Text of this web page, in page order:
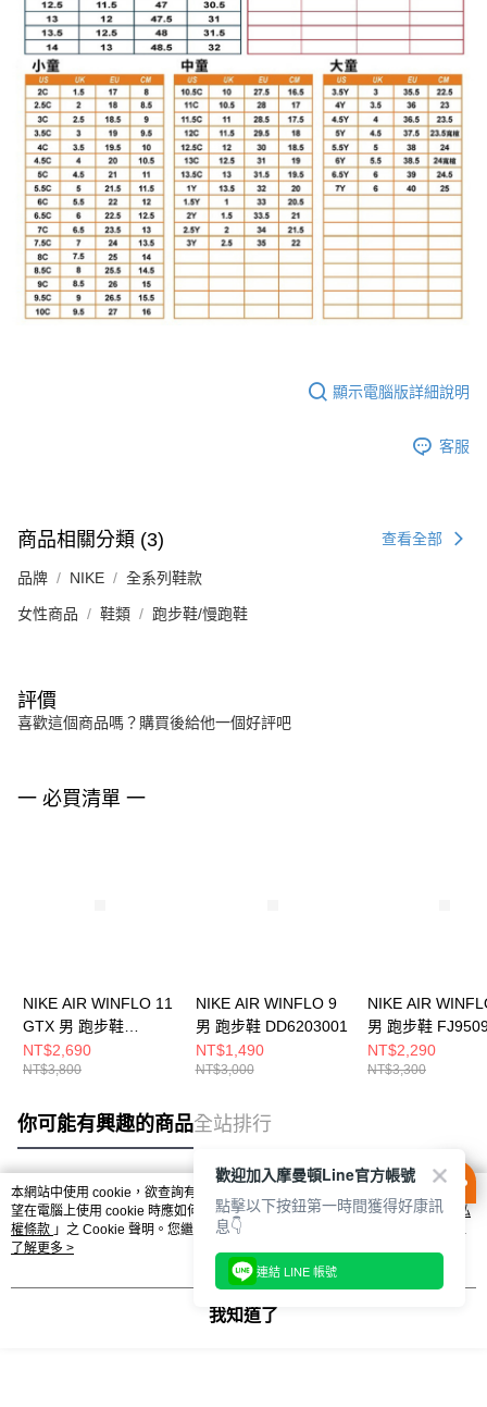
顯示電腦版詳細說明
客服
商品相關分類 (3) 查看全部
品牌 NIKE 全系列鞋款
女性商品 鞋類 跑步鞋/慢跑鞋
評價
喜歡這個商品嗎？購買後給他一個好評吧
一 必買清單 一
NIKE AIR WINFLO 11
GTX 男 跑步鞋
FQ1358005
NT$2,690
NT$3,800
NIKE AIR WINFLO 9
男 跑步鞋 DD6203001
NT$1,490
NT$3,000
NIKE AIR
男 跑步鞋
NT$2,290
NT$3,300
你可能有興趣的商品全站排行
熱門標籤
本網站中使用 cookie，欲查詢有關本網站使用 cookie 方式之詳情，及若您不希
望在電腦上使用 cookie 時應如何變更電腦的 cookie 設定，請參閱本網站「
隱私
權條款 」之 Cookie 聲明。您繼續使用本網站即表示您同意本公司得按本網站使
用條款之 Cookie 聲明使用 cookie。
了解更多 >
我知道了
歡迎加入摩曼頓Line官方帳號
點擊以下按鈕第一時間獲得好康訊
息👇
連結 LINE 帳號